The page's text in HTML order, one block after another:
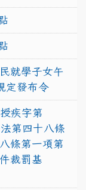
就學子女午
定發布令
疾字第
第四十八條
條第一項第
裁罰基